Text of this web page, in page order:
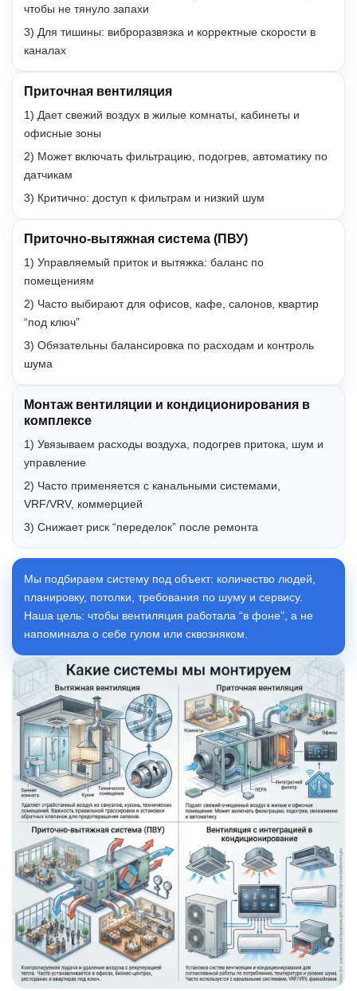
чтобы не тянуло запахи
3) Для тишины: виброразвязка и корректные скорости в
каналах
Приточная вентиляция
1) Дает свежий воздух в жилые комнаты, кабинеты и
офисные зоны
2) Может включать фильтрацию, подогрев, автоматику по
датчикам
3) Критично: доступ к фильтрам и низкий шум
Приточно-вытяжная система (ПВУ)
1) Управляемый приток и вытяжка: баланс по
помещениям
2) Часто выбирают для офисов, кафе, салонов, квартир
“под ключ”
3) Обязательны балансировка по расходам и контроль
шума
Монтаж вентиляции и кондиционирования в
комплексе
1) Увязываем расходы воздуха, подогрев притока, шум и
управление
2) Часто применяется с канальными системами,
VRF/VRV, коммерцией
3) Снижает риск “переделок” после ремонта
Мы подбираем систему под объект: количество людей,
планировку, потолки, требования по шуму и сервису.
Наша цель: чтобы вентиляция работала “в фоне”, а не
напоминала о себе гулом или сквозняком.